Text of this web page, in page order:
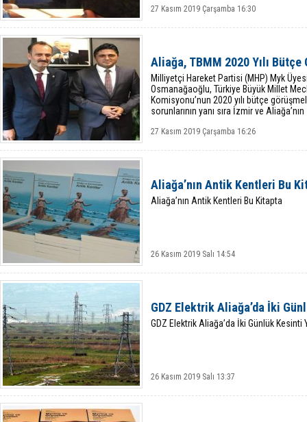
27 Kasım 2019 Çarşamba 16:30
Aliağa, TBMM 2020 Yılı
Milliyetçi Hareket Partisi (MHP) Myk
Osmanağaoğlu, Türkiye Büyük Millet
Komisyonu’nun 2020 yılı bütçe
sorunlarının yanı sıra İzmir ve
27 Kasım 2019 Çarşamba 16:26
Aliağa’nın Antik Kentleri Bu
Aliağa’nın Antik Kentleri Bu Kitapta
26 Kasım 2019 Salı 14:54
GDZ Elektrik Aliağa’da İki
GDZ Elektrik Aliağa’da İki Günlük Kesinti
26 Kasım 2019 Salı 13:37